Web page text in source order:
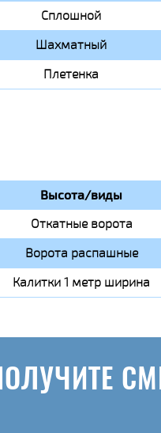
Сплошной
Шахматный
Плетенка
Высота/виды
Откатные ворота
Ворота распашные
Калитки 1 метр ширина
ПОЛУЧИТЕ